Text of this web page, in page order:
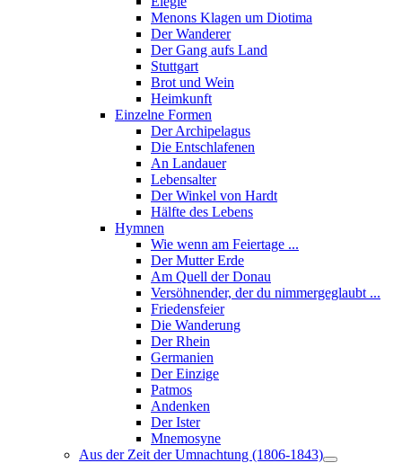
Menons Klagen um Diotima
Der Wanderer
Der Gang aufs Land
Stuttgart
Brot und Wein
Heimkunft
Einzelne Formen
Der Archipelagus
Die Entschlafenen
An Landauer
Lebensalter
Der Winkel von Hardt
Hälfte des Lebens
Hymnen
Wie wenn am Feiertage ...
Der Mutter Erde
Am Quell der Donau
Versöhnender, der du nimmergeglaubt ...
Friedensfeier
Die Wanderung
Der Rhein
Germanien
Der Einzige
Patmos
Andenken
Der Ister
Mnemosyne
Aus der Zeit der Umnachtung (1806-1843)